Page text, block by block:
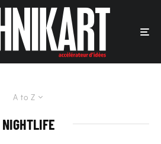
A to Z
NIGHTLIFE